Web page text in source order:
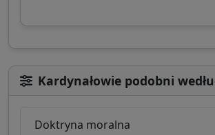
Kardynałowie podobni
Doktryna moralna